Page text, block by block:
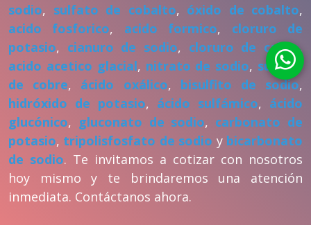
sodio, sulfato de cobalto, óxido de cobalto,
acido fosforico, acido formico, cloruro de
potasio, cianuro de sodio, cloruro de calcio,
acido acetico glacial, nitrato de sodio, sulfato
de cobre, ácido oxálico, bisulfito de sodio,
hidróxido de potasio, ácido sulfámico, ácido
glucónico, gluconato de sodio, carbonato de
potasio, tripolisfosfato de sodio y bicarbonato
de sodio. Te invitamos a cotizar con nosotros
hoy mismo y te brindaremos una atención
inmediata. Contáctanos ahora.